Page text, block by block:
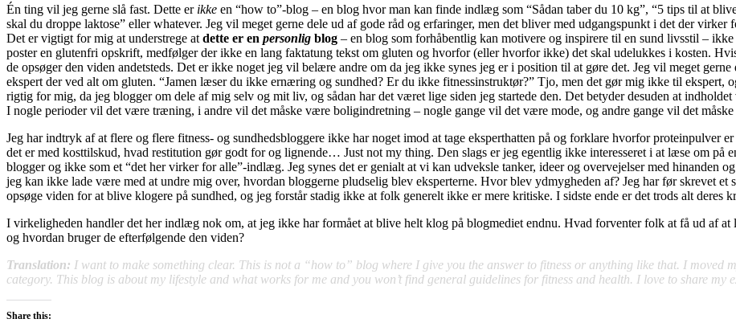
Én ting vil jeg gerne slå fast. Dette er ikke en “how to”-blog – en blog hvor man kan finde indlæg som “Sådan taber du 10 kg”, “5 tips til at
skal du droppe laktose” eller whatever. Jeg vil meget gerne dele ud af gode råd og erfaringer, men det bliver med udgangspunkt i det der virker
Det er vigtigt for mig at understrege atdette er en personlig blog – en blog som forhåbentlig kan motivere og inspirere til en sund livsstil –
poster en glutenfri opskrift, medfølger der ikke en lang faktatung tekst om gluten og hvorfor (eller hvorfor ikke) det skal udelukkes i kosten.
de opsøger den viden andetsteds. Det er ikke noget jeg vil belære andre om da jeg ikke synes jeg er i position til at gøre det. Jeg vil meget
ekspert der ved alt om gluten. “Jamen læser du ikke ernæring og sundhed? Er du ikke fitnessinstruktør?” Tjo, men det gør mig ikke til
rigtig for mig, da jeg blogger om dele af mig selv og mit liv, og sådan har det været lige siden jeg startede den. Det betyder desuden at
I nogle perioder vil det være træning, i andre vil det måske være boligindretning – nogle gange vil det være mode, og andre gange vil det
Jeg har indtryk af at flere og flere fitness- og sundhedsbloggere ikke har noget imod at tage eksperthatten på og forklare hvorfor
det er med kosttilskud, hvad restitution gør godt for og lignende… Just not my thing. Den slags er jeg egentlig ikke interesseret i at læse om på
blogger og ikke som et “det her virker for alle”-indlæg. Jeg synes det er genialt at vi kan udveksle tanker, ideer og overvejelser med hinanden
jeg kan ikke lade være med at undre mig over, hvordan bloggerne pludselig blev eksperterne. Hvor blev ydmygheden af? Jeg har før skrevet et
opsøge viden for at blive klogere på sundhed, og jeg forstår stadig ikke at folk generelt ikke er mere kritiske. I sidste ende er det trods alt deres
I virkeligheden handler det her indlæg nok om, at jeg ikke har formået at blive helt klog på blogmediet endnu. Hvad forventer folk at få ud af
og hvordan bruger de efterfølgende den viden?
Translation: I want to make something clear. This is not a “how to” blog where I give you the answer to fitness or anything like that. I moved
category. This blog is about my lifestyle and what works for me and you won’t find general guidelines for fitness and health. I love to share my
Share this: